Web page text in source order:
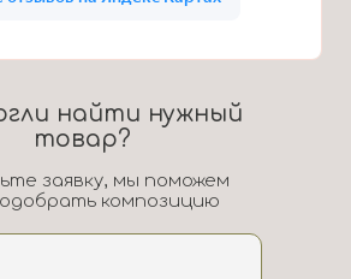
найти нужный
товар?
заявку, мы поможем
композицию